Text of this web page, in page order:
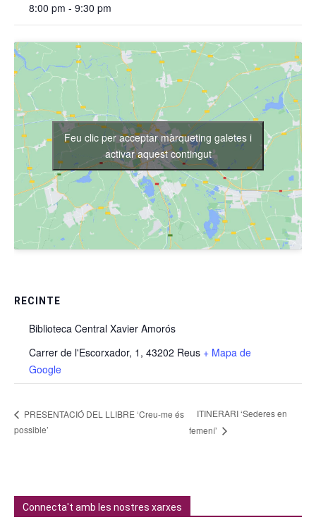
8:00 pm - 9:30 pm
RECINTE
Biblioteca Central Xavier Amorós
Carrer de l'Escorxador, 1, 43202 Reus + Mapa de
Google
Feu clic per acceptar màrqueting galetes i
activar aquest contingut
PRESENTACIÓ DEL LLIBRE ‘Creu-me és
possible’
ITINERARI ‘Sederes en
femení’
Connecta't amb les nostres xarxes